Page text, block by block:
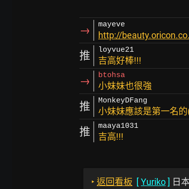
→ mayeve
http://
推 loyvue21
吉高好棒!!!
→ btohsa
小妹妹也很強
推 MonkeyDFang
小妹妹應該是第一名
推 maaya1031
吉高!!!
‣ 返回看板 [Yuriko] 日